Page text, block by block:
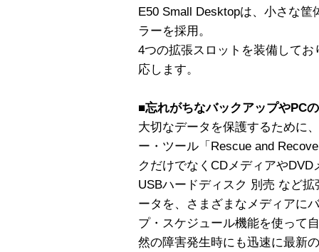
E50 Small Desktopは、小さな
ラーを採用。
4つの拡張スロットを装備して
応します。
■忘れがちなバックアップやPC
大切なデータを保護するために
ー・ツール「Rescue and
クだけでなくCDメディアや
USBハードディスク 別売 など
ータを、さまざまなメディアに
プ・スケジュール機能を使って
然の障害発生時にも迅速に最新